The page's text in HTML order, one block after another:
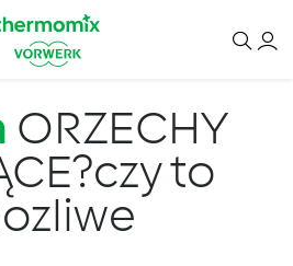
ORZECHY
to